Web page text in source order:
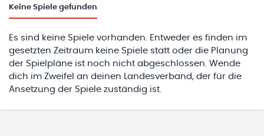
Keine Spiele gefunden
Es sind keine Spiele vorhanden. Entweder es finden im
gesetzten Zeitraum keine Spiele statt oder die Planung
der Spielpläne ist noch nicht abgeschlossen. Wende
dich im Zweifel an deinen Landesverband, der für die
Ansetzung der Spiele zuständig ist.